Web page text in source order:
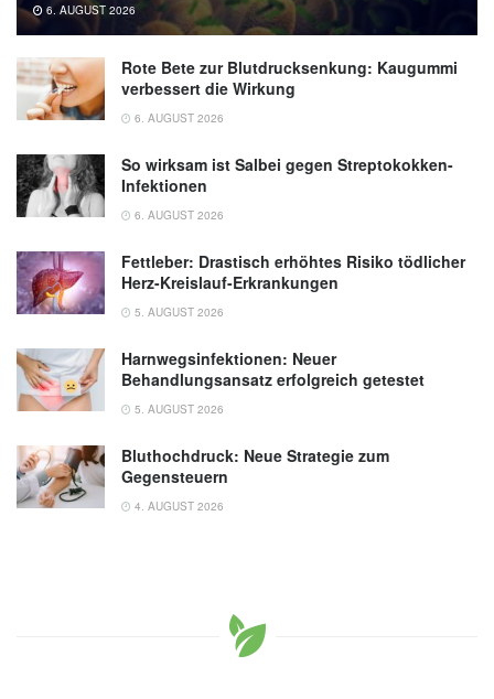
6. AUGUST 2026
Rote Bete zur Blutdrucksenkung: Kaugummi
verbessert die Wirkung
6. AUGUST 2026
So wirksam ist Salbei gegen Streptokokken-
Infektionen
6. AUGUST 2026
Fettleber: Drastisch erhöhtes Risiko tödlicher
Herz-Kreislauf-Erkrankungen
5. AUGUST 2026
Harnwegsinfektionen: Neuer
Behandlungsansatz erfolgreich getestet
5. AUGUST 2026
Bluthochdruck: Neue Strategie zum
Gegensteuern
4. AUGUST 2026